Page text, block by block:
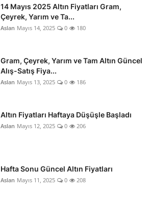
14 Mayıs 2025 Altın Fiyatları Gram,
Çeyrek, Yarım ve Ta...
Aslan Mayıs 14, 2025 0 180
Gram, Çeyrek, Yarım ve Tam Altın Güncel
Alış-Satış Fiya...
Aslan Mayıs 13, 2025 0 186
Altın Fiyatları Haftaya Düşüşle Başladı
Aslan Mayıs 12, 2025 0 206
Hafta Sonu Güncel Altın Fiyatları
Aslan Mayıs 11, 2025 0 208